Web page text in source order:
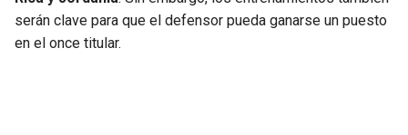
serán clave para que el defensor pueda ganarse un puesto
en el once titular.